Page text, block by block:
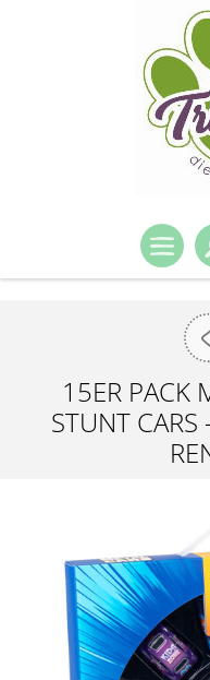
15ER PACK
STUNT